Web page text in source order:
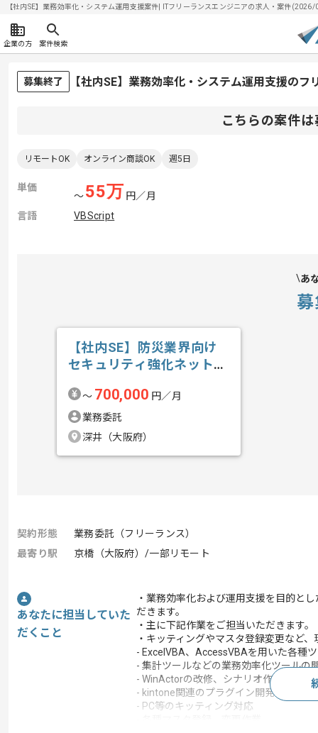
【社内SE】業務効率化・システム運用支援案件| ITフリーランスエンジニアの求人・案件
企業の方 案件検索
募集終了 【社内SE】業務効率化・システム運用支援のフ
こちらの案件
リモートOK オンライン商談OK 週5日
単価
〜55万 円／月
言語
VBScript
あ
【社内SE】防災業界向け
セキュリティ強化ネットワ
〜 700,000 円／月
業務委託
深井（大阪府）
契約形態
業務委託（フリーランス）
最寄り駅
京橋（大阪府）/一部リモート
あなたに担当していた
だくこと
・業務効率化および運用支援を目的と
だきます。
・主に下記作業をご担当いただきます。
・キッティングやマスタ登録変更など
- ExcelVBA、AccessVBAを用いた各種
- 集計ツールなどの業務効率化ツールの
- WinActorの改修、シナリオ作成
- kintone関連のプラグイン開発
- PC等のキッティング対応